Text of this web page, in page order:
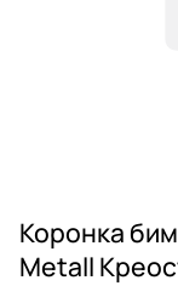
Коронка
Metall